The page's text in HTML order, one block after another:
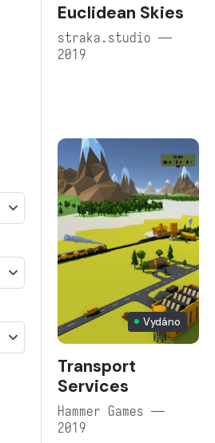
Euclidean Skies
straka.studio —
2019
Vydáno
Transport
Services
Hammer Games —
2019